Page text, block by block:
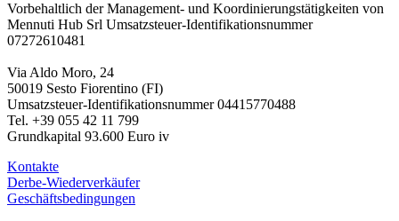
Vorbehaltlich der Management- und Koordinierungstätigkeiten von
Mennuti Hub Srl Umsatzsteuer-Identifikationsnummer
07272610481
Via Aldo Moro, 24
50019 Sesto Fiorentino (FI)
Umsatzsteuer-Identifikationsnummer 04415770488
Tel. +39 055 42 11 799
Grundkapital 93.600 Euro iv
Kontakte
Derbe-Wiederverkäufer
Geschäftsbedingungen